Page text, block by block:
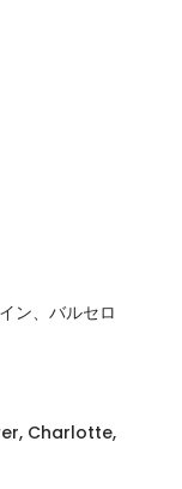
ン、バルセロ
Charlotte,